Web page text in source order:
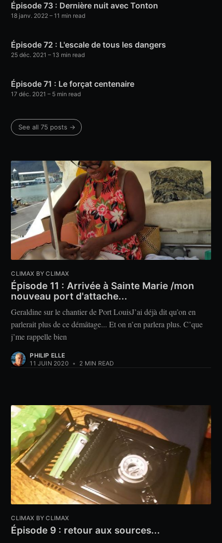
Épisode 73 : Dernière nuit avec Tonton
18 janv. 2022 – 11 min read
Épisode 72 : L'escale de tous les dangers
25 déc. 2021 – 13 min read
Épisode 71 : Le forçat centenaire
17 déc. 2021 – 5 min read
See all 75 posts →
CLIMAX BY CLIMAX
Épisode 11 : Arrivée à Sainte Marie /mon
nouveau port d'attache...
Geraldine sur le chantier de Port LouisJ’ai déjà dit qu’on en
parlerait plus de ce démâtage... Et on n’en parlera plus. C’que
j’me rappelle bien
PHILIP ELLE
11 JUIN 2020 • 2 MIN READ
CLIMAX BY CLIMAX
Épisode 9 : retour aux sources...